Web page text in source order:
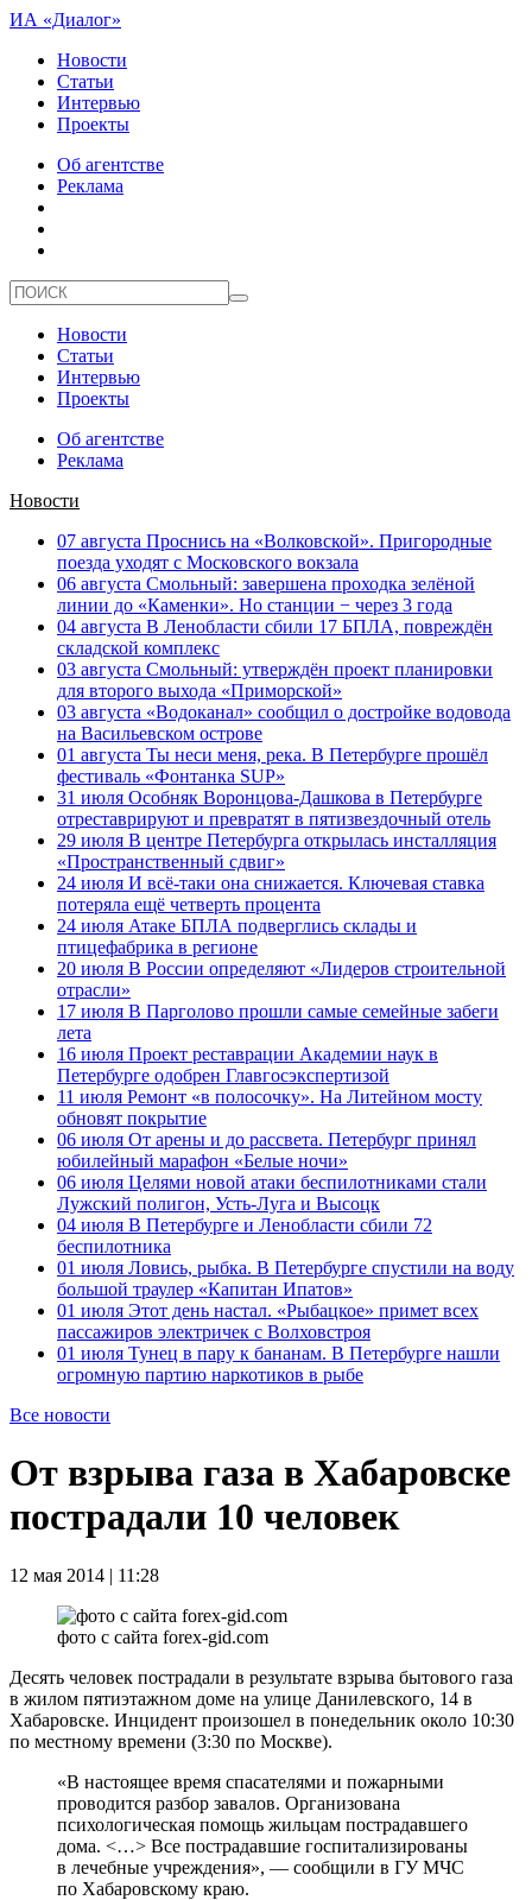
ИА «Диалог»
Новости
Статьи
Интервью
Проекты
Об агентстве
Реклама
Новости
Статьи
Интервью
Проекты
Об агентстве
Реклама
Новости
07 августа Проснись на «Волковской». Пригородные
поезда уходят с Московского вокзала
06 августа Смольный: завершена проходка зелёной
линии до «Каменки». Но станции − через 3 года
04 августа В Ленобласти сбили 17 БПЛА, повреждён
складской комплекс
03 августа Смольный: утверждён проект планировки
для второго выхода «Приморской»
03 августа «Водоканал» сообщил о достройке водовода
на Васильевском острове
01 августа Ты неси меня, река. В Петербурге прошёл
фестиваль «Фонтанка SUP»
31 июля Особняк Воронцова-Дашкова в Петербурге
отреставрируют и превратят в пятизвездочный отель
29 июля В центре Петербурга открылась инсталляция
«Пространственный сдвиг»
24 июля И всё-таки она снижается. Ключевая ставка
потеряла ещё четверть процента
24 июля Атаке БПЛА подверглись склады и
птицефабрика в регионе
20 июля В России определяют «Лидеров строительной
отрасли»
17 июля В Парголово прошли самые семейные забеги
лета
16 июля Проект реставрации Академии наук в
Петербурге одобрен Главгосэкспертизой
11 июля Ремонт «в полосочку». На Литейном мосту
обновят покрытие
06 июля От арены и до рассвета. Петербург принял
юбилейный марафон «Белые ночи»
06 июля Целями новой атаки беспилотниками стали
Лужский полигон, Усть-Луга и Высоцк
04 июля В Петербурге и Ленобласти сбили 72
беспилотника
01 июля Ловись, рыбка. В Петербурге спустили на воду
большой траулер «Капитан Ипатов»
01 июля Этот день настал. «Рыбацкое» примет всех
пассажиров электричек с Волховстроя
01 июля Тунец в пару к бананам. В Петербурге нашли
огромную партию наркотиков в рыбе
Все новости
От взрыва газа в Хабаровске
пострадали 10 человек
12 мая 2014 | 11:28
фото с сайта forex-gid.com
Десять человек пострадали в результате взрыва бытового газа
в жилом пятиэтажном доме на улице Данилевского, 14 в
Хабаровске. Инцидент произошел в понедельник около 10:30
по местному времени (3:30 по Москве).
«В настоящее время спасателями и пожарными
проводится разбор завалов. Организована
психологическая помощь жильцам пострадавшего
дома. <…> Все пострадавшие госпитализированы
в лечебные учреждения», — сообщили в ГУ МЧС
по Хабаровскому краю.